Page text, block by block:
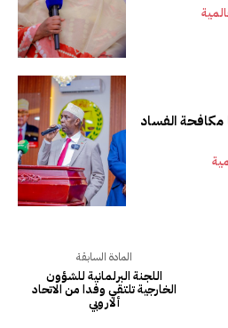
الفساد
المادة السابقة
اللجنة البرلمانية للشؤون
الخارجية تلتقي وفدا من الاتحاد
ألاروبي